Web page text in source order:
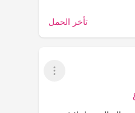
تأخر الحمل
عرض القائمة